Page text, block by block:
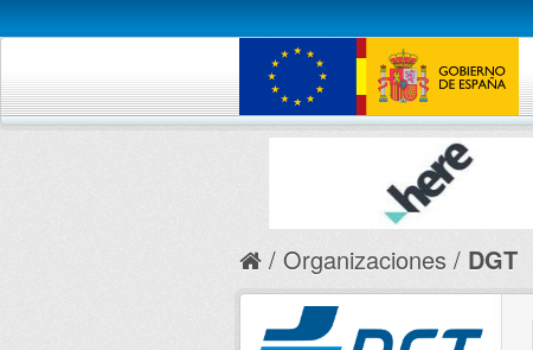
Organizaciones DGT